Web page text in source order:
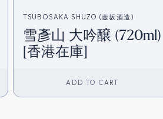
TSUBOSAKA SHUZO (壺坂酒造)
雪彥山 大吟醸 (720ml)
[香港在庫]
ADD TO CART